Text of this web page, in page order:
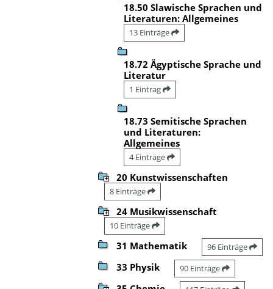
18.50 Slawische Sprachen und
Literaturen: Allgemeines
13 Einträge
18.72 Ägyptische Sprache und
Literatur
1 Eintrag
18.73 Semitische Sprachen
und Literaturen:
Allgemeines
4 Einträge
20 Kunstwissenschaften
8 Einträge
24 Musikwissenschaft
10 Einträge
31 Mathematik 96 Einträge
33 Physik 90 Einträge